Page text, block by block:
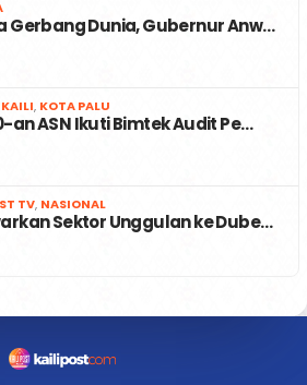
Gerbang Dunia, Gubernur Anw…
, KOTA PALU
an ASN Ikuti Bimtek Audit Pe…
TV, NASIONAL
Sektor Unggulan ke Dube…